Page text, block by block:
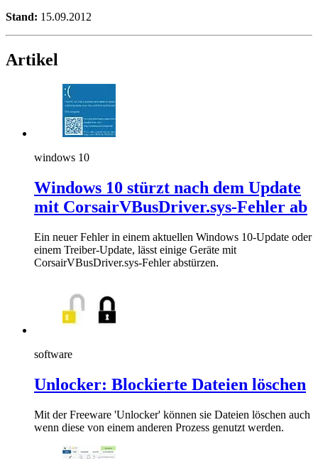
Stand: 15.09.2012
Artikel
windows 10
Windows 10 stürzt nach dem Update
mit CorsairVBusDriver.sys-Fehler ab
Ein neuer Fehler in einem aktuellen Windows 10-Update oder
einem Treiber-Update, lässt einige Geräte mit
CorsairVBusDriver.sys-Fehler abstürzen.
software
Unlocker: Blockierte Dateien löschen
Mit der Freeware 'Unlocker' können sie Dateien löschen auch
wenn diese von einem anderen Prozess genutzt werden.